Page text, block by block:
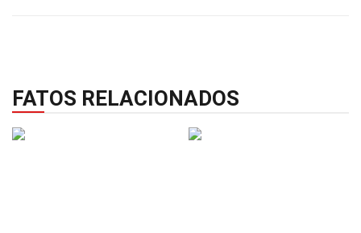
FATOS RELACIONADOS